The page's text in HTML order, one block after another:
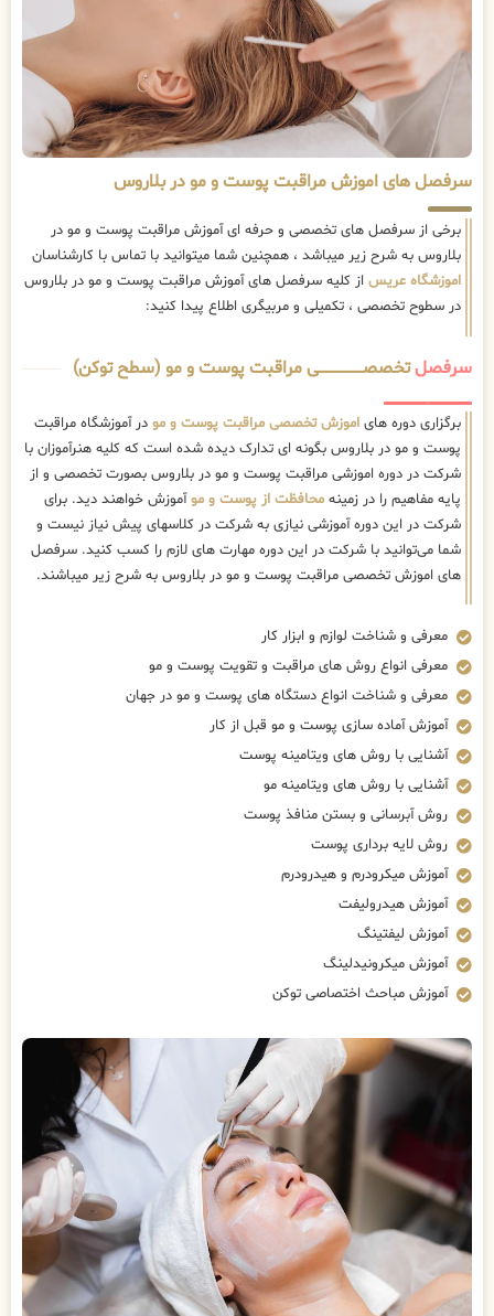
سرفصل های اموزش مراقبت پوست و مو در بلاروس
برخی از سرفصل های تخصصی و حرفه ای آموزش مراقبت پوست و مو در
بلاروس به شرح زیر میباشد ، همچنین شما میتوانید با تماس با کارشناسان
اموزشگاه عریس از کلیه سرفصل های آموزش مراقبت پوست و مو در بلاروس
در سطوح تخصصی ، تکمیلی و مربیگری اطلاع پیدا کنید:
سرفصلتخصصــــــــــــــــــــی مراقبت پوست و مو (سطح توکن)
برگزاری دوره های اموزش تخصصی مراقبت پوست و مو در آموزشگاه مراقبت
پوست و مو در بلاروس بگونه ای تدارک دیده شده است که کلیه هنرآموزان با
شرکت در دوره اموزشی مراقبت پوست و مو در بلاروس بصورت تخصصی و از
پایه مفاهیم را در زمینه محافظت از پوست و موآموزش خواهند دید. برای
شرکت در این دوره آموزشی نیازی به شرکت در کلاسهای پیش نیاز نیست و
شما می‌توانید با شرکت در این دوره مهارت های لازم را کسب کنید. سرفصل
های اموزش تخصصی مراقبت پوست و مو در بلاروس به شرح زیر میباشند.
معرفی و شناخت لوازم و ابزار کار
معرفی انواع روش های مراقبت و تقویت پوست و مو
معرفی و شناخت انواع دستگاه های پوست و مو در جهان
آموزش آماده سازی پوست و مو قبل از کار
آشنایی با روش های ویتامینه پوست
آشنایی با روش های ویتامینه مو
روش آبرسانی و بستن منافذ پوست
روش لایه برداری پوست
آموزش میکرودرم و هیدرودرم
آموزش هیدرولیفت
آموزش لیفتینگ
آموزش میکرونیدلینگ
آموزش مباحث اختصاصی توکن